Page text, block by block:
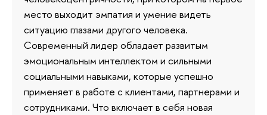
место выходит эмпатия и умение видеть
ситуацию глазами другого человека.
Современный лидер обладает развитым
эмоциональным интеллектом и сильными
социальными навыками, которые успешно
применяет в работе с клиентами, партнерами и
сотрудниками. Что включает в себя новая